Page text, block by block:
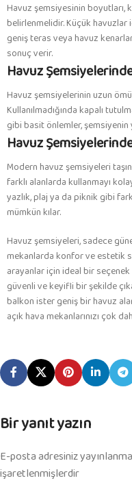
Havuz şemsiyesinin boyutları,
belirlenmelidir. Küçük
geniş teras veya havuz
sonuç verir.
Havuz
Havuz şemsiyelerinin uzun
Kullanılmadığında kapalı
gibi basit önlemler, şemsiyenin
Havuz
Modern havuz şemsiyeleri
farklı alanlarda kullanmayı
yazlık, plaj ya da piknik gibi
mümkün kılar.
Havuz şemsiyeleri, sadece
mekanlarda konfor ve estetik
arayanlar için ideal bir seçenek
güvenli ve keyifli bir şekilde
balkon ister geniş bir havuz
açık hava mekanlarınızı çok
Bir yanıt yazın
E-posta adresiniz
işaretlenmişlerdir